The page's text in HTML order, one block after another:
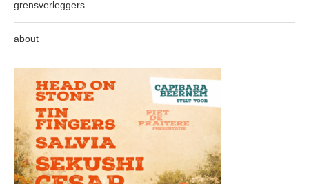
grensverleggers
about